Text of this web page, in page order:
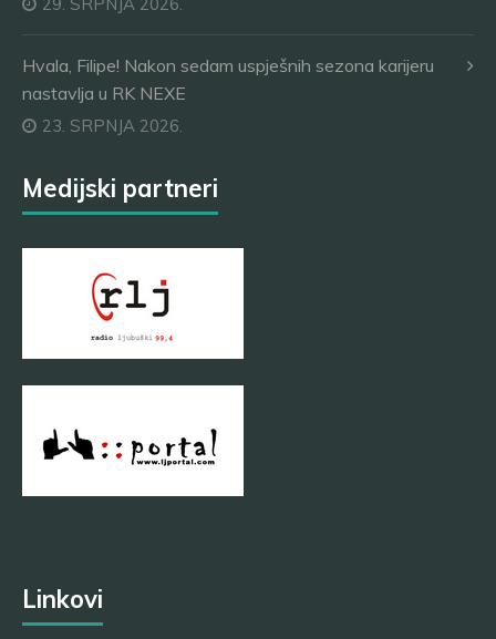
Hvala, Filipe! Nakon sedam uspješnih sezona karijeru
nastavlja u RK NEXE
23. SRPNJA 2026.
Medijski partneri
Linkovi